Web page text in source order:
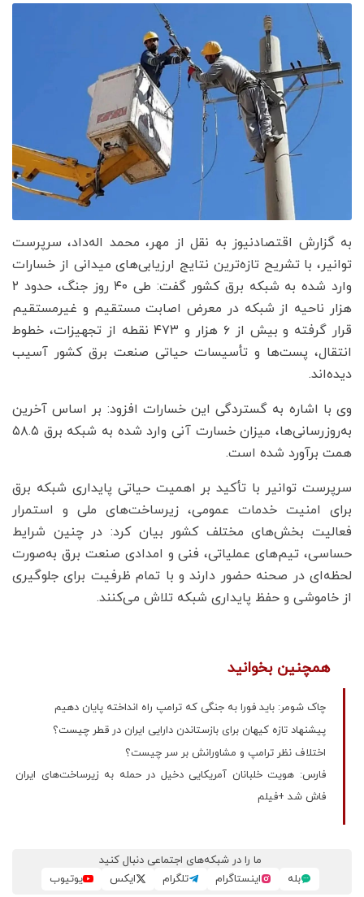
به گزارش اقتصادنیوز به نقل از مهر، محمد اله‌داد، سرپرست
توانیر، با تشریح تازه‌ترین نتایج ارزیابی‌های میدانی از خسارات
وارد شده به شبکه برق کشور گفت: طی ۴۰ روز جنگ، حدود ۲
هزار ناحیه از شبکه در معرض اصابت مستقیم و غیرمستقیم
قرار گرفته و بیش از ۶ هزار و ۴۷۳ نقطه از تجهیزات، خطوط
انتقال، پست‌ها و تأسیسات حیاتی صنعت برق کشور آسیب
دیده‌اند.
وی با اشاره به گستردگی این خسارات افزود: بر اساس آخرین
به‌روزرسانی‌ها، میزان خسارت آنی وارد شده به شبکه برق ۵۸.۵
همت برآورد شده است.
سرپرست توانیر با تأکید بر اهمیت حیاتی پایداری شبکه برق
برای امنیت خدمات عمومی، زیرساخت‌های ملی و استمرار
فعالیت بخش‌های مختلف کشور بیان کرد: در چنین شرایط
حساسی، تیم‌های عملیاتی، فنی و امدادی صنعت برق به‌صورت
لحظه‌ای در صحنه حضور دارند و با تمام ظرفیت برای جلوگیری
از خاموشی و حفظ پایداری شبکه تلاش می‌کنند.
همچنین بخوانید
چاک شومر: باید فورا به جنگی که ترامپ راه انداخته پایان دهیم
پیشنهاد تازه کیهان برای بازستاندن دارایی ایران در قطر چیست؟
اختلاف نظر ترامپ و مشاورانش بر سر چیست؟
فارس: هویت خلبانان آمریکایی دخیل در حمله به زیرساخت‌های ایران
فاش شد +فیلم
ما را در شبکه‌های اجتماعی دنبال کنید
بله
اینستاگرام تلگرام ایکس یوتیوب